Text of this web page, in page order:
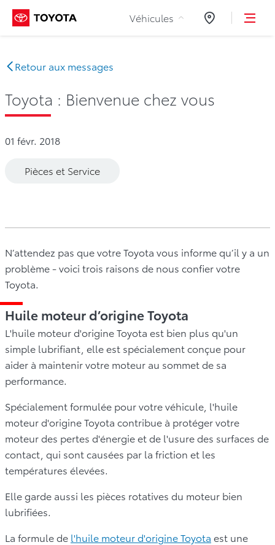
Aller au contenu
Véhicules
Retour aux messages
Toyota : Bienvenue chez vous
01 févr. 2018
Pièces et Service
N’attendez pas que votre Toyota vous informe qu’il y a un
problème - voici trois raisons de nous confier votre
Toyota.
Huile moteur d’origine Toyota
L'huile moteur d'origine Toyota est bien plus qu'un
simple lubrifiant, elle est spécialement conçue pour
aider à maintenir votre moteur au sommet de sa
performance.
Spécialement formulée pour votre véhicule, l'huile
moteur d'origine Toyota contribue à protéger votre
moteur des pertes d'énergie et de l'usure des surfaces de
contact, qui sont causées par la friction et les
températures élevées.
Elle garde aussi les pièces rotatives du moteur bien
lubrifiées.
La formule de l'huile moteur d'origine Toyota est une